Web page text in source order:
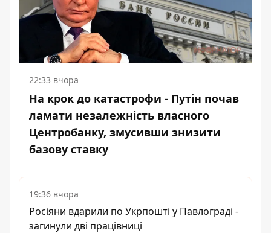
22:33 вчора
На крок до катастрофи - Путін почав
ламати незалежність власного
Центробанку, змусивши знизити
базову ставку
19:36 вчора
Росіяни вдарили по Укрпошті у Павлограді -
загинули дві працівниці